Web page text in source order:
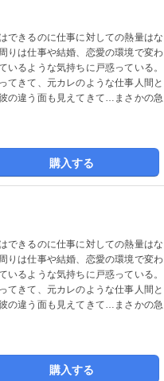
できるのに仕事に対しての熱量はな
りは仕事や結婚、恋愛の環境で変わ
るような気持ちに戸惑っている。
てきて、元カレのような仕事人間と
の違う面も見えてきて…まさかの急
購入する
できるのに仕事に対しての熱量はな
りは仕事や結婚、恋愛の環境で変わ
るような気持ちに戸惑っている。
てきて、元カレのような仕事人間と
の違う面も見えてきて…まさかの急
購入する